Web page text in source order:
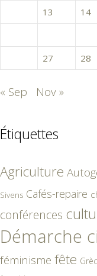
13 14
27 28
« Sep Nov »
Étiquettes
Agriculture
Sivens Cafés-repaire
conférences
Démarche
féminisme fête